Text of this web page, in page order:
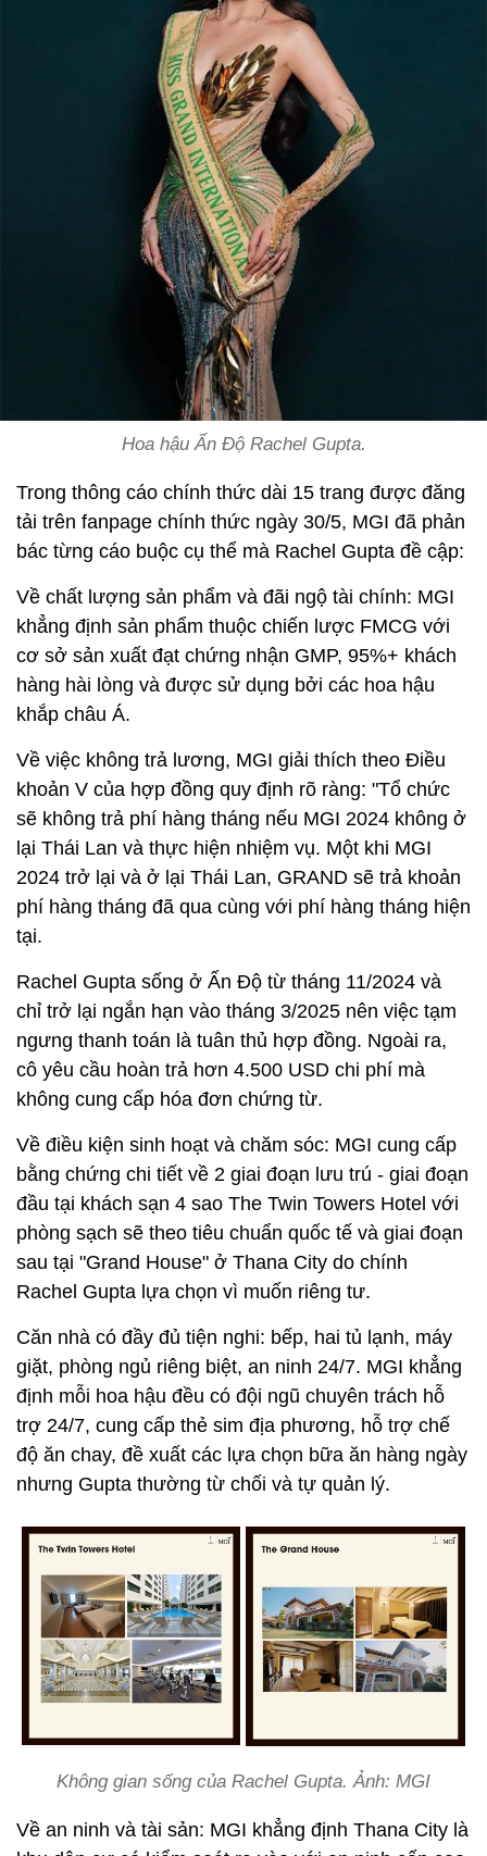
Hoa hậu Ấn Độ Rachel Gupta.
Trong thông cáo chính thức dài 15 trang được đăng
tải trên fanpage chính thức ngày 30/5, MGI đã phản
bác từng cáo buộc cụ thể mà Rachel Gupta đề cập:
Về chất lượng sản phẩm và đãi ngộ tài chính: MGI
khẳng định sản phẩm thuộc chiến lược FMCG với
cơ sở sản xuất đạt chứng nhận GMP, 95%+ khách
hàng hài lòng và được sử dụng bởi các hoa hậu
khắp châu Á.
Về việc không trả lương, MGI giải thích theo Điều
khoản V của hợp đồng quy định rõ ràng: "Tổ chức
sẽ không trả phí hàng tháng nếu MGI 2024 không ở
lại Thái Lan và thực hiện nhiệm vụ. Một khi MGI
2024 trở lại và ở lại Thái Lan, GRAND sẽ trả khoản
phí hàng tháng đã qua cùng với phí hàng tháng hiện
tại.
Rachel Gupta sống ở Ấn Độ từ tháng 11/2024 và
chỉ trở lại ngắn hạn vào tháng 3/2025 nên việc tạm
ngưng thanh toán là tuân thủ hợp đồng. Ngoài ra,
cô yêu cầu hoàn trả hơn 4.500 USD chi phí mà
không cung cấp hóa đơn chứng từ.
Về điều kiện sinh hoạt và chăm sóc: MGI cung cấp
bằng chứng chi tiết về 2 giai đoạn lưu trú - giai đoạn
đầu tại khách sạn 4 sao The Twin Towers Hotel với
phòng sạch sẽ theo tiêu chuẩn quốc tế và giai đoạn
sau tại "Grand House" ở Thana City do chính
Rachel Gupta lựa chọn vì muốn riêng tư.
Căn nhà có đầy đủ tiện nghi: bếp, hai tủ lạnh, máy
giặt, phòng ngủ riêng biệt, an ninh 24/7. MGI khẳng
định mỗi hoa hậu đều có đội ngũ chuyên trách hỗ
trợ 24/7, cung cấp thẻ sim địa phương, hỗ trợ chế
độ ăn chay, đề xuất các lựa chọn bữa ăn hàng ngày
nhưng Gupta thường từ chối và tự quản lý.
Không gian sống của Rachel Gupta. Ảnh: MGI
Về an ninh và tài sản: MGI khẳng định Thana City là